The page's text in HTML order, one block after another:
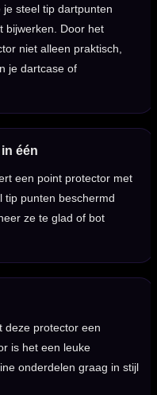
steel tip dartpunten
bijwerken. Door het
niet alleen praktisch,
je dartcase of
één
een point protector met
tip punten beschermd
ze te glad of bot
deze protector een
is het een leuke
onderdelen graag in stijl